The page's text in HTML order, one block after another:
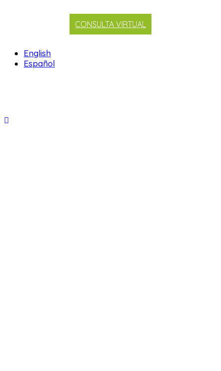
CONSULTA VIRTUAL
English
Español